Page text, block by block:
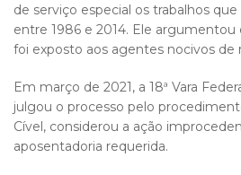
de serviço especial os trabalhos
entre 1986 e 2014. Ele argumentou
foi exposto aos agentes nocivos de
Em março de 2021, a 18ª Vara
julgou o processo pelo
Cível, considerou a ação
aposentadoria requerida.